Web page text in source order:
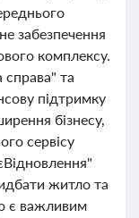
забезпечення
комплексу.
справа" та
підтримку
бізнесу,
сервісу
житло та
є важливим